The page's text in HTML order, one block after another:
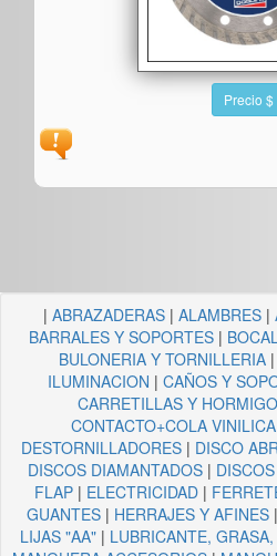
Precio $
| ABRAZADERAS| ALAMBRES|
BARRALES Y SOPORTES |
BULONERIA Y TORNILLERIA |
ILUMINACION | CAÑOS Y
CARRETILLAS Y
CONTACTO+COLA VINILICA
DESTORNILLADORES| DISCO
DISCOS DIAMANTADOS|
FLAP | ELECTRICIDAD |
GUANTES| HERRAJES Y AFINES|
LIJAS "AA"| LUBRICANTE,